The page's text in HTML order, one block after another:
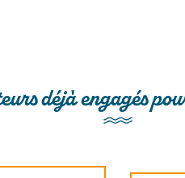
déjà engagés